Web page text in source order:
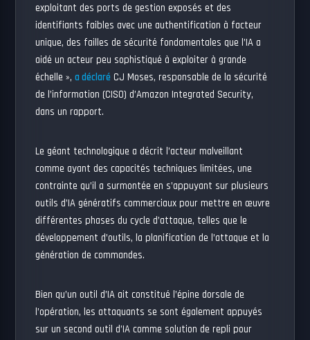
exploitant des ports de gestion exposés et des
identifiants faibles avec une authentification à facteur
unique, des failles de sécurité fondamentales que l’IA a
aidé un acteur peu sophistiqué à exploiter à grande
échelle »,a déclaré CJ Moses, responsable de la sécurité
de l’information (CISO) d’Amazon Integrated Security,
dans un rapport.
Le géant technologique a décrit l’acteur malveillant
comme ayant des capacités techniques limitées, une
contrainte qu’il a surmontée en s’appuyant sur plusieurs
outils d’IA génératifs commerciaux pour mettre en œuvre
différentes phases du cycle d’attaque, telles que le
développement d’outils, la planification de l’attaque et la
génération de commandes.
Bien qu’un outil d’IA ait constitué l’épine dorsale de
l’opération, les attaquants se sont également appuyés
sur un second outil d’IA comme solution de repli pour